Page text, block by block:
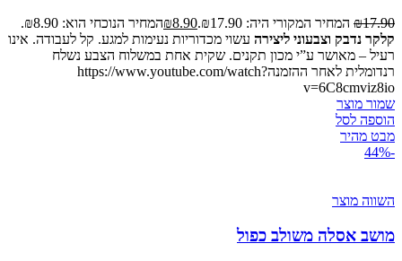
₪17.90 המחיר המקורי היה: ₪17.90. ₪8.90
המחיר הנוכחי הוא: ₪8.90.
קלקר נדבק וצבעוני ליצירה עשוי מכדוריות נעימות למגע. קל לעבודה. אינו
רעיל – מאושר ע”י מכון תקנים. שקית אחת במשלוח הצבע נשלח
רנדומלית לאחר ההזמנהhttps://www.youtube.com/watch?
v=6C8cmviz8io
שמור מוצר
הוספה לסל
מבט מהיר
-44%
השווה מוצר
מושב אסלה משולב כפול